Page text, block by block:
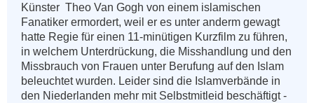
Künster  Theo Van Gogh von einem islamischen
Fanatiker ermordert, weil er es unter anderm gewagt
hatte Regie für einen 11-minütigen Kurzfilm zu führen,
in welchem Unterdrückung, die Misshandlung und den
Missbrauch von Frauen unter Berufung auf den Islam
beleuchtet wurden. Leider sind die Islamverbände in
den Niederlanden mehr mit Selbstmitleid beschäftigt -